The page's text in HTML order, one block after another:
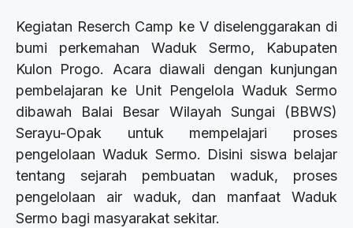
Kegiatan Reserch Camp ke V diselenggarakan di
bumi perkemahan Waduk Sermo, Kabupaten
Kulon Progo. Acara diawali dengan kunjungan
pembelajaran ke Unit Pengelola Waduk Sermo
dibawah Balai Besar Wilayah Sungai (BBWS)
Serayu-Opak untuk mempelajari proses
pengelolaan Waduk Sermo. Disini siswa belajar
tentang sejarah pembuatan waduk, proses
pengelolaan air waduk, dan manfaat Waduk
Sermo bagi masyarakat sekitar.